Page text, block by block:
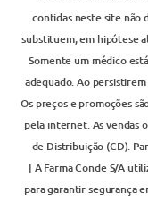
contidas neste site não
substituem, em hipótese
Somente um médico
adequado. Ao
Os preços e promoções
pela internet. As vendas
de Distribuição (CD).
| A Farma Conde S/A
para garantir segurança